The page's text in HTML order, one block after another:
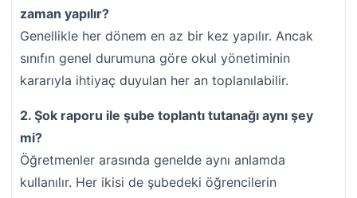
zaman yapılır?
Genellikle her dönem en az bir kez yapılır. Ancak
sınıfın genel durumuna göre okul yönetiminin
kararıyla ihtiyaç duyulan her an toplanılabilir.
2. Şok raporu ile şube toplantı tutanağı aynı şey
mi?
Öğretmenler arasında genelde aynı anlamda
kullanılır. Her ikisi de şubedeki öğrencilerin